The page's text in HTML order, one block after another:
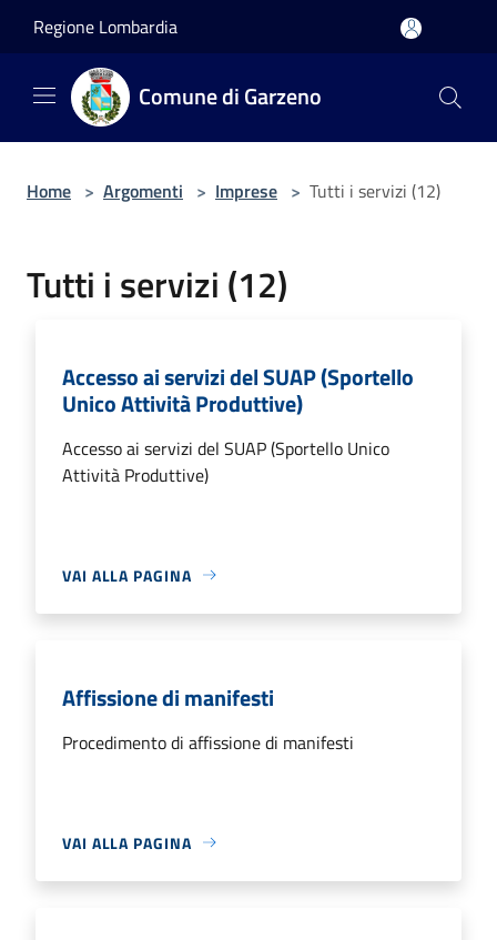
Regione Lombardia
Comune di Garzeno
Home > Argomenti > Imprese > Tutti i servizi (12)
Tutti i servizi (12)
Accesso ai servizi del SUAP (Sportello
Unico Attività Produttive)
Accesso ai servizi del SUAP (Sportello Unico
Attività Produttive)
VAI ALLA PAGINA
Affissione di manifesti
Procedimento di affissione di manifesti
VAI ALLA PAGINA